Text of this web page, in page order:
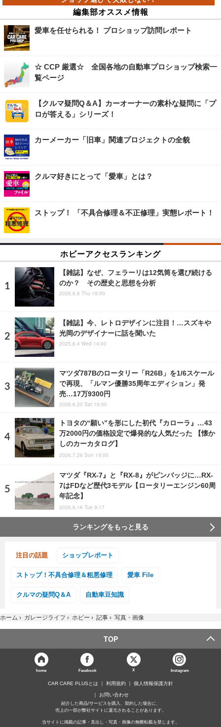
編集部オススメ情報
愛車を任せられる！ プロショップ訪問レポート
☆ CCP 厳選☆ 全国各地の自動車プロショップ検索一
覧ページ
【クルマ疑問Q＆A】カーオーナーの素朴な疑問に「プ
ロが答える」シリーズ！
カーメーカー「旧車」関連プロジェクトの全貌
クルマ好きにとって「愛車」とは？
ストップ！ 「不具合修理＆不正修理」実態レポート！
ホビーアクセスランキング
【雑誌】なぜ、フェラーリは12気筒を選び続ける
のか？ その歴史と思想を分析
2026.8.6 Thu 19:00
【雑誌】今、レトロデザインに注目！…スズキや
光岡のデザイナーに話を聞いた
2025.6.4 Wed 14:00
マツダ787Bのロータリー「R26B」を1/6スケール
で再現、「ルマン優勝35周年エディション」発
売…17万9300円
2026.6.20 Sat 19:00
トヨタの“願い”を形にした初代『カローラ』…43
万2000円の価格設定で爆発的な人気だった 【懐か
しのカーカタログ】
2026.7.26 Sun 19:00
マツダ『RX-7』と『RX-8』がピンバッジに…RX-
7はFDなど歴代3モデル【ロータリーエンジン60周
年記念】
2026.6.16 Tue 9:17
ランキングをもっと見る
注目の話題 ショップレポート
ストップ！不具合修理＆粗悪修理 愛車 File
クルマの疑問Q＆A 自動車豆知識
ホーム › ガレージライフ › ホビー › 記事 › 写真・画像
TOP
home Facebook X Instagram
CAR CARE PLUSとは 利用規約 個人情報保護方針
お問い合わせ
紹介した商品/サービスを購入、契約した場合に、
売上の一部が弊社サイトに還元されることがあります。
当サイトに掲載の記事・見出し・写真・画像の無断転載を禁じます。